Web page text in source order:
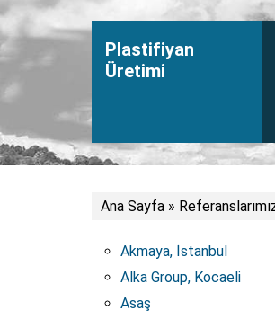
Plastifiyan
Üretimi
Ana Sayfa »
Akmaya, İstanbul
Alka Group, Kocaeli
Asaş